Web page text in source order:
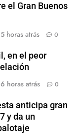
el Gran Buenos
horas atrás 0
en el peor
horas atrás 0
anticipa gran
y da un